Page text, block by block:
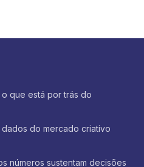
que está por trás do
do mercado criativo
números sustentam decisões